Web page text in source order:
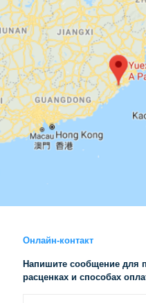
Онлайн-контакт
Напишите сообщение для
расценках и способах